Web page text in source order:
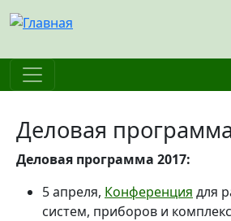
Перейти к основному содержанию
Деловая
Деловая программа 2017:
5 апреля, Конференция для
систем, приборов и